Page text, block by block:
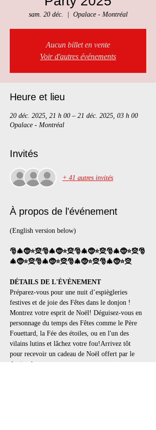
sam. 20 déc. Opalace - Montréal
Aucun billet en vente
Voir d'autres événements
Heure et lieu
20 déc. 2025, 21 h 00 – 21 déc. 2025, 03 h 00
Opalace - Montréal
Invités
+ 41 autres invités
À propos de l'événement
(English version below)
🎅🎄🤶⭐🧝🎅🎄🤶⭐🧝🎅🎄🤶⭐🧝🎅🎄🤶⭐🧝🎅
🎄🤶⭐🧝🎅🎄🤶⭐🧝🎅🎄🤶⭐🧝🎅🎄🤶⭐🧝
DÉTAILS DE L'ÉVÈNEMENT
Préparez-vous pour une nuit d’espiègleries
festives et de joie des Fêtes dans le donjon !
Montrez votre esprit de Noël! Déguisez-vous en
personnage du temps des Fêtes comme le Père
Fouettard, la Fée des étoiles, ou en l'un des
vilains lutins et lâchez votre fou!Arrivez tôt
pour recevoir un cadeau de Noël offert par le
donjon !